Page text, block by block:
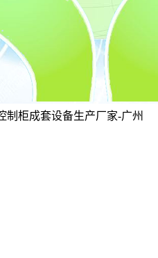
制柜成套设备生产厂家-广州